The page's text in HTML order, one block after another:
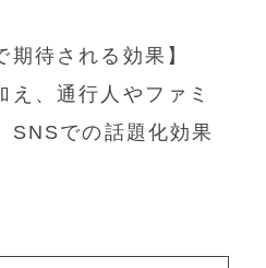
期待される効果】
え、通行人やファミ
SNSでの話題化効果